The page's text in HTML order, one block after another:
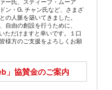
ン・G. チャン氏など、さまざ
の人脈を築いてきました。
自由の創設を行うために、
ただけますと幸いです。１口
様方のご支援をよろしくお願
」 協賛金のご案内